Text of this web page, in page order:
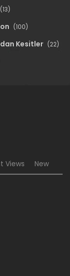
(13)
(100)
Kesitler (22)
Views New